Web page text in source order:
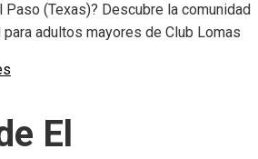
Paso (Texas)? Descubre la comunidad
adultos mayores de Club Lomas
El